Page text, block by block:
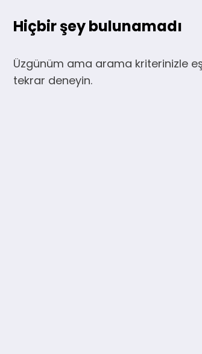
Hiçbir şey bulunamadı
Üzgünüm ama arama kriterinizle
tekrar deneyin.